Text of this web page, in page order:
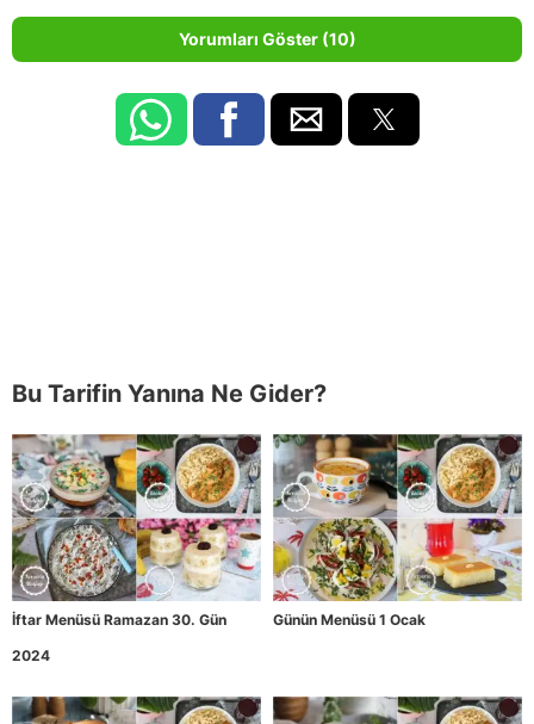
Yorumları Göster (10)
Bu Tarifin Yanına Ne Gider?
İftar Menüsü Ramazan 30. Gün
2024
Günün Menüsü 1 Ocak